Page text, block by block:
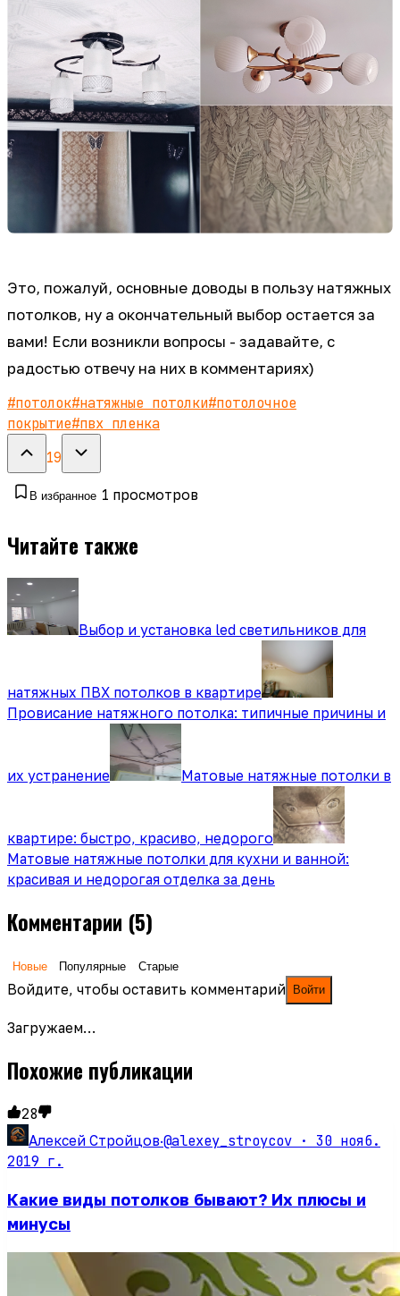
Это, пожалуй, основные доводы в пользу натяжных
потолков, ну а окончательный выбор остается за
вами! Если возникли вопросы - задавайте, с
радостью отвечу на них в комментариях)
#потолок#натяжные потолки#потолочное
покрытие#пвх пленка
19
В избранное 1 просмотров
Читайте также
Выбор и установка led светильников для
натяжных ПВХ потолков в квартире
Провисание натяжного потолка: типичные причины и
их устранение Матовые натяжные потолки в
квартире: быстро, красиво, недорого
Матовые натяжные потолки для кухни и ванной:
красивая и недорогая отделка за день
Комментарии (5)
Новые Популярные Старые
Войдите, чтобы оставить комментарий Войти
Загружаем…
Похожие публикации
28
Алексей Стройцов·@alexey_stroycov · 30 нояб.
2019 г.
Какие виды потолков бывают? Их плюсы и
минусы